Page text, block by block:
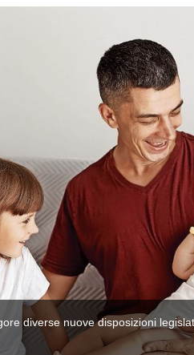
diverse nuove disposizioni